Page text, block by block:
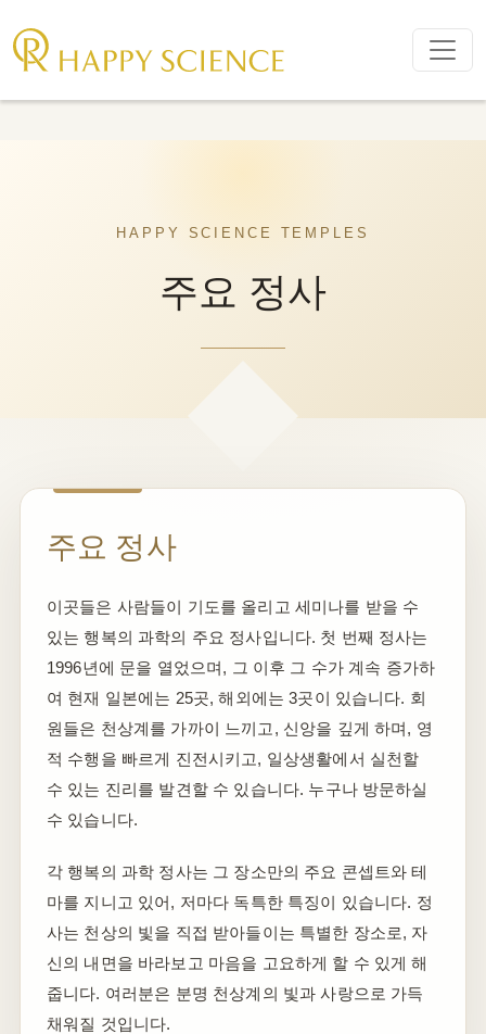
HAPPY SCIENCE TEMPLES
주요 정사
주요 정사
이곳들은 사람들이 기도를 올리고 세미나를 받을 수
있는 행복의 과학의 주요 정사입니다. 첫 번째 정사는
1996년에 문을 열었으며, 그 이후 그 수가 계속 증가하
여 현재 일본에는 25곳, 해외에는 3곳이 있습니다. 회
원들은 천상계를 가까이 느끼고, 신앙을 깊게 하며, 영
적 수행을 빠르게 진전시키고, 일상생활에서 실천할
수 있는 진리를 발견할 수 있습니다. 누구나 방문하실
수 있습니다.
각 행복의 과학 정사는 그 장소만의 주요 콘셉트와 테
마를 지니고 있어, 저마다 독특한 특징이 있습니다. 정
사는 천상의 빛을 직접 받아들이는 특별한 장소로, 자
신의 내면을 바라보고 마음을 고요하게 할 수 있게 해
줍니다. 여러분은 분명 천상계의 빛과 사랑으로 가득
채워질 것입니다.